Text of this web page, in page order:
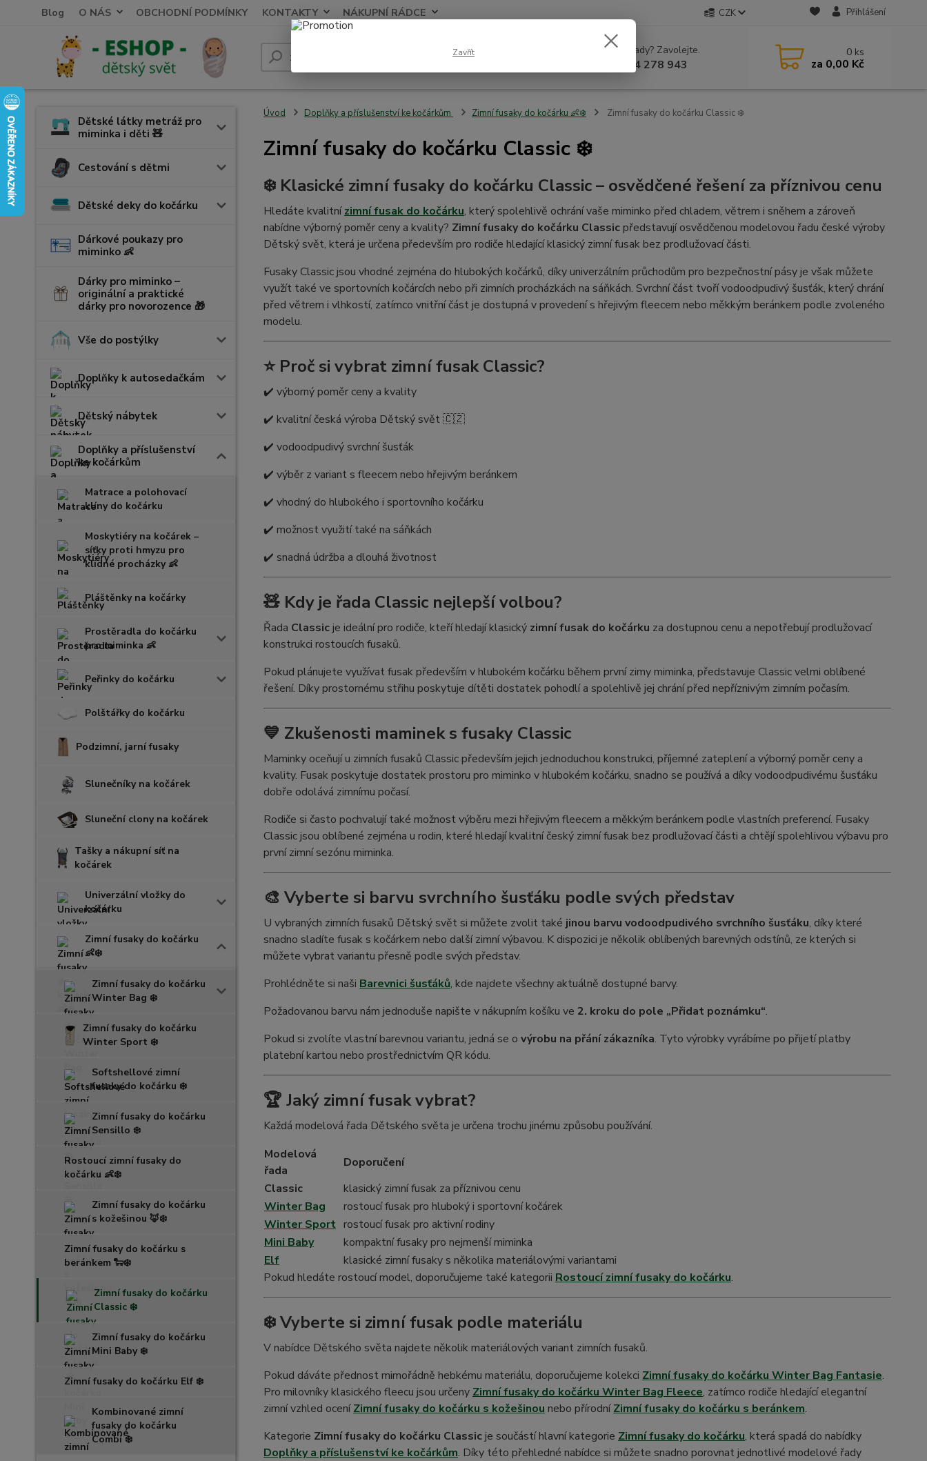
Blog O NÁS OBCHODNÍ PODMÍNKY KONTAKTY NÁKUPNÍ RÁDCE CZK Přihlášení
Hledat Nevíte si rady? Zavolejte.
+420 604 278 943
0 ks
za 0,00 Kč
Dětské látky metráž pro
miminka i děti 🧸
Cestování s dětmi
Dětské deky do kočárku
Dárkové poukazy pro
miminko 👶
Dárky pro miminko –
originální a praktické
dárky pro novorozence 🎁
Vše do postýlky
Doplňky k autosedačkám
Dětský nábytek
Doplňky a příslušenství
ke kočárkům
Matrace a polohovací
klíny do kočárku
Moskytiéry na kočárek –
síťky proti hmyzu pro
klidné procházky 👶
Pláštěnky na kočárky
Prostěradla do kočárku
pro miminka 👶
Peřinky do kočárku
Polštářky do kočárku
Podzimní, jarní fusaky
Slunečníky na kočárek
Sluneční clony na kočárek
Tašky a nákupní síť na
kočárek
Univerzální vložky do
kočárku
Zimní fusaky do kočárku
👶❄️
Zimní fusaky do kočárku
Winter Bag ❄️
Zimní fusaky do kočárku
Winter Sport ❄️
Softshellové zimní
fusaky do kočárku ❄️
Zimní fusaky do kočárku
Sensillo ❄️
Rostoucí zimní fusaky do
kočárku 👶❄️
Zimní fusaky do kočárku
s kožešinou 🦊❄️
Zimní fusaky do kočárku s
beránkem 🐑❄️
Zimní fusaky do kočárku
Classic ❄️
Zimní fusaky do kočárku
Mini Baby ❄️
Zimní fusaky do kočárku Elf ❄️
Kombinované zimní
fusaky do kočárku
Combi ❄️
Úvod Doplňky a příslušenství ke kočárkům Zimní fusaky do kočárku 👶❄️ Zimní fusaky do kočárku Classic ❄️
Zimní fusaky do kočárku Classic ❄️
❄️ Klasické zimní fusaky do kočárku Classic – osvědčené řešení za příznivou cenu
Hledáte kvalitnízimní fusak do kočárku, který spolehlivě ochrání vaše miminko před chladem, větrem i sněhem a zároveň
nabídne výborný poměr ceny a kvality? Zimní fusaky do kočárku Classicpředstavují osvědčenou modelovou řadu české výroby
Dětský svět, která je určena především pro rodiče hledající klasický zimní fusak bez prodlužovací části.
Fusaky Classic jsou vhodné zejména do hlubokých kočárků, díky univerzálním průchodům pro bezpečnostní pásy je však můžete
využít také ve sportovních kočárcích nebo při zimních procházkách na sáňkách. Svrchní část tvoří vodoodpudivý šusťák, který chrání
před větrem i vlhkostí, zatímco vnitřní část je dostupná v provedení s hřejivým fleecem nebo měkkým beránkem podle zvoleného
modelu.
⭐ Proč si vybrat zimní fusak Classic?
✔️ výborný poměr ceny a kvality
✔️ kvalitní česká výroba Dětský svět 🇨🇿
✔️ vodoodpudivý svrchní šusťák
✔️ výběr z variant s fleecem nebo hřejivým beránkem
✔️ vhodný do hlubokého i sportovního kočárku
✔️ možnost využití také na sáňkách
✔️ snadná údržba a dlouhá životnost
🧸 Kdy je řada Classic nejlepší volbou?
Řada Classicje ideální pro rodiče, kteří hledají klasický zimní fusak do kočárku za dostupnou cenu a nepotřebují prodlužovací
konstrukci rostoucích fusaků.
Pokud plánujete využívat fusak především v hlubokém kočárku během první zimy miminka, představuje Classic velmi oblíbené
řešení. Díky prostornému střihu poskytuje dítěti dostatek pohodlí a spolehlivě jej chrání před nepříznivým zimním počasím.
💙 Zkušenosti maminek s fusaky Classic
Maminky oceňují u zimních fusaků Classic především jejich jednoduchou konstrukci, příjemné zateplení a výborný poměr ceny a
kvality. Fusak poskytuje dostatek prostoru pro miminko v hlubokém kočárku, snadno se používá a díky vodoodpudivému šusťáku
dobře odolává zimnímu počasí.
Rodiče si často pochvalují také možnost výběru mezi hřejivým fleecem a měkkým beránkem podle vlastních preferencí. Fusaky
Classic jsou oblíbené zejména u rodin, které hledají kvalitní český zimní fusak bez prodlužovací části a chtějí spolehlivou výbavu pro
první zimní sezónu miminka.
🎨 Vyberte si barvu svrchního šusťáku podle svých představ
U vybraných zimních fusaků Dětský svět si můžete zvolit také jinou barvu vodoodpudivého svrchního šusťáku, díky které
snadno sladíte fusak s kočárkem nebo další zimní výbavou. K dispozici je několik oblíbených barevných odstínů, ze kterých si
můžete vybrat variantu přesně podle svých představ.
Prohlédněte si naši Barevnici šusťáků, kde najdete všechny aktuálně dostupné barvy.
Požadovanou barvu nám jednoduše napište v nákupním košíku ve 2. kroku do pole „Přidat poznámku“.
Pokud si zvolíte vlastní barevnou variantu, jedná se o výrobu na přání zákazníka. Tyto výrobky vyrábíme po přijetí platby
platební kartou nebo prostřednictvím QR kódu.
🏆 Jaký zimní fusak vybrat?
Každá modelová řada Dětského světa je určena trochu jinému způsobu používání.
Modelová
řada
Doporučení
Classic
klasický zimní fusak za příznivou cenu
Winter Bag
rostoucí fusak pro hluboký i sportovní kočárek
Winter Sport rostoucí fusak pro aktivní rodiny
Mini Baby
kompaktní fusaky pro nejmenší miminka
Elf
klasické zimní fusaky s několika materiálovými variantami
Pokud hledáte rostoucí model, doporučujeme také kategorii Rostoucí zimní fusaky do kočárku.
❄️ Vyberte si zimní fusak podle materiálu
V nabídce Dětského světa najdete několik materiálových variant zimních fusaků.
Pokud dáváte přednost mimořádně hebkému materiálu, doporučujeme kolekci Zimní fusaky do kočárku Winter Bag Fantasie.
Pro milovníky klasického fleecu jsou určeny Zimní fusaky do kočárku Winter Bag Fleece, zatímco rodiče hledající elegantní
zimní vzhled oceníZimní fusaky do kočárku s kožešinou nebo přírodníZimní fusaky do kočárku s beránkem.
Kategorie Zimní fusaky do kočárku Classicje součástí hlavní kategorie Zimní fusaky do kočárku, která spadá do nabídky
Doplňky a příslušenství ke kočárkům. Díky této přehledné nabídce si můžete snadno porovnat jednotlivé modelové řady
Zavřít